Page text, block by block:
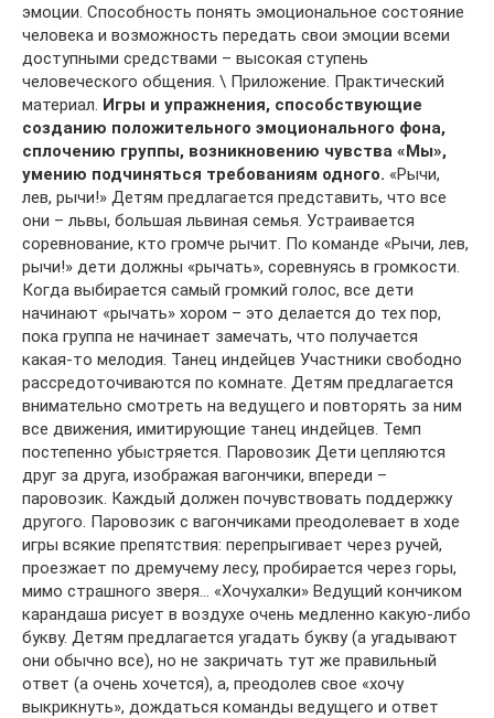
эмоции. Способность понять эмоциональное состояние
человека и возможность передать свои эмоции всеми
доступными средствами – высокая ступень
человеческого общения. \ Приложение. Практический
материал. Игры и упражнения, способствующие
созданию положительного эмоционального фона,
сплочению группы, возникновению чувства «Мы»,
умению подчиняться требованиям одного. «Рычи,
лев, рычи!» Детям предлагается представить, что все
они – львы, большая львиная семья. Устраивается
соревнование, кто громче рычит. По команде «Рычи, лев,
рычи!» дети должны «рычать», соревнуясь в громкости.
Когда выбирается самый громкий голос, все дети
начинают «рычать» хором – это делается до тех пор,
пока группа не начинает замечать, что получается
какая-то мелодия. Танец индейцев Участники свободно
рассредоточиваются по комнате. Детям предлагается
внимательно смотреть на ведущего и повторять за ним
все движения, имитирующие танец индейцев. Темп
постепенно убыстряется. Паровозик Дети цепляются
друг за друга, изображая вагончики, впереди –
паровозик. Каждый должен почувствовать поддержку
другого. Паровозик с вагончиками преодолевает в ходе
игры всякие препятствия: перепрыгивает через ручей,
проезжает по дремучему лесу, пробирается через горы,
мимо страшного зверя… «Хочухалки» Ведущий кончиком
карандаша рисует в воздухе очень медленно какую-либо
букву. Детям предлагается угадать букву (а угадывают
они обычно все), но не закричать тут же правильный
ответ (а очень хочется), а, преодолев свое «хочу
выкрикнуть», дождаться команды ведущего и ответ